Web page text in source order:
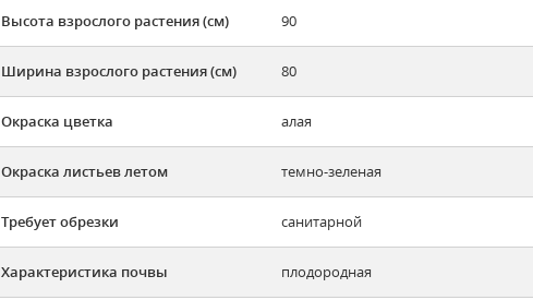
Высота взрослого растения (см) 90
Ширина взрослого растения (см) 80
Окраска цветка алая
Окраска листьев летом темно-зеленая
Требует обрезки санитарной
Характеристика почвы плодородная